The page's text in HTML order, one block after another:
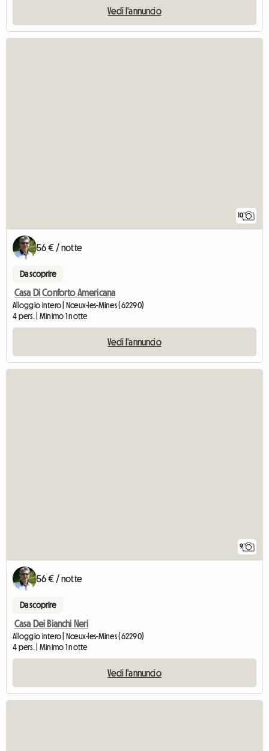
Vedi l'annuncio
10
56 € / notte
Da scoprire
Casa Di Conforto Americana
Alloggio intero | Nœux-les-Mines (62290)
4 pers. | Minimo 1 notte
Vedi l'annuncio
9
56 € / notte
Da scoprire
Casa Dei Bianchi Neri
Alloggio intero | Nœux-les-Mines (62290)
4 pers. | Minimo 1 notte
Vedi l'annuncio